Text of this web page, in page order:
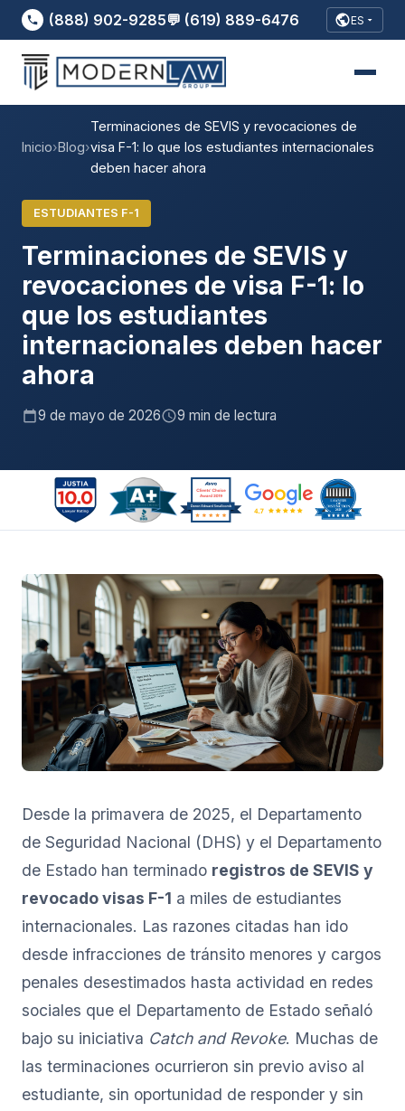
(888) 902-9285💬 (619) 889-6476 ES
Inicio›Blog›
Terminaciones de SEVIS y revocaciones de
visa F-1: lo que los estudiantes internacionales
deben hacer ahora
ESTUDIANTES F-1
Terminaciones de SEVIS y
revocaciones de visa F-1: lo
que los estudiantes
internacionales deben hacer
ahora
9 de mayo de 2026 9 min de lectura
Desde la primavera de 2025, el Departamento
de Seguridad Nacional (DHS) y el Departamento
de Estado han terminado registros de SEVIS y
revocado visas F-1 a miles de estudiantes
internacionales. Las razones citadas han ido
desde infracciones de tránsito menores y cargos
penales desestimados hasta actividad en redes
sociales que el Departamento de Estado señaló
bajo su iniciativa Catch and Revoke. Muchas de
las terminaciones ocurrieron sin previo aviso al
estudiante, sin oportunidad de responder y sin